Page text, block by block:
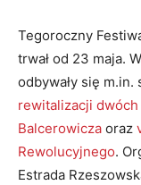
Tegoroczny
trwał od 23 maja.
odbywały się
rewitalizacji
Balcerowicza oraz
Rewolucyjnego.
Estrada